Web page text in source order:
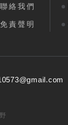
聯絡我們
免責聲明